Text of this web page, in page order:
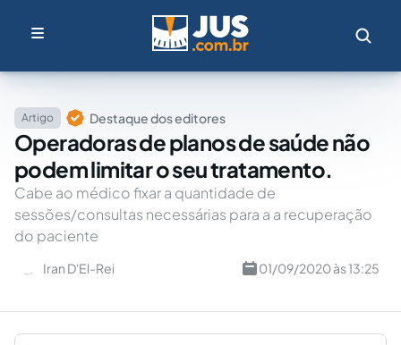
Artigo Destaque dos editores
Operadoras de planos de saúde não
podem limitar o seu tratamento.
Cabe ao médico fixar a quantidade de
sessões/consultas necessárias para a a recuperação
do paciente
Iran D'El-Rei 01/09/2020 às 13:25